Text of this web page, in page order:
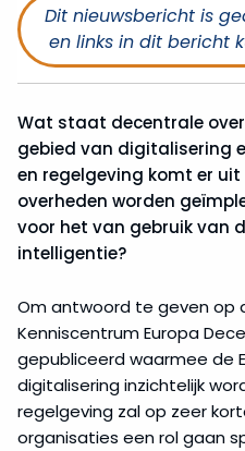
Dit nieuwsbericht is
en links in dit bericht
Wat staat decentrale
gebied van digitalisering
en regelgeving komt er
overheden worden
voor het van gebruik van
intelligentie?
Om antwoord te geven op
Kenniscentrum Europa
gepubliceerd waarmee de
digitalisering inzichtelijk
regelgeving zal op zeer
organisaties een rol gaan